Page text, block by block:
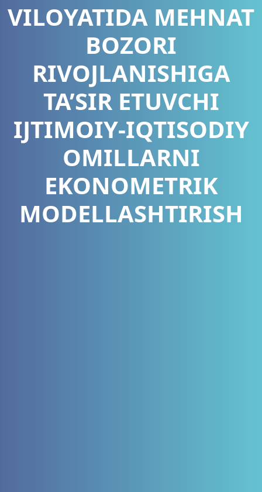
VILOYATIDA MEHNAT
BOZORI
RIVOJLANISHIGA
TA’SIR ETUVCHI
IJTIMOIY-IQTISODIY
OMILLARNI
EKONOMETRIK
MODELLASHTIRISH